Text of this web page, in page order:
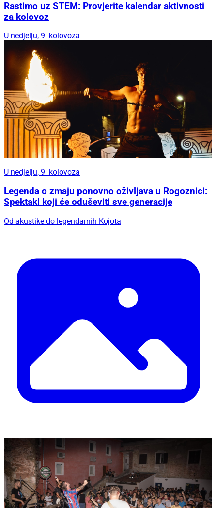
Rastimo uz STEM: Provjerite kalendar aktivnosti
za kolovoz
U nedjelju, 9. kolovoza
U nedjelju, 9. kolovoza
Legenda o zmaju ponovno oživljava u Rogoznici:
Spektakl koji će oduševiti sve generacije
Od akustike do legendarnih Kojota